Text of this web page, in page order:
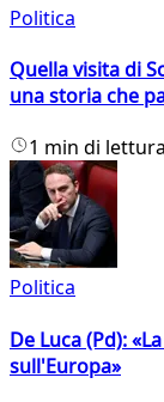
Politica
Quella visita di
una storia che
1 min di lettura
Politica
De Luca (Pd):
sull'Europa»